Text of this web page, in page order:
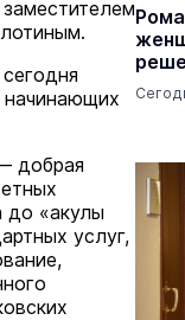
начинающих
добрая
до «акулы
услуг,